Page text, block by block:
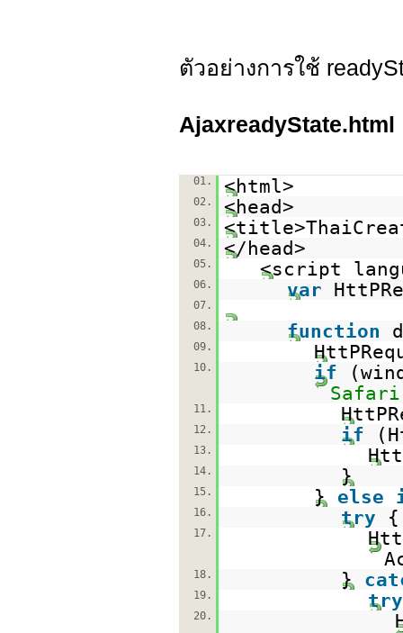
ตัวอย่างการใช้
AjaxreadyState.html
01. <html>
02. <head>
03.
04. </head>
05. <script
06. var
07.
08.
function
09.
10. if
11.
12. if
13.
14. }
15. } else
16. try {
17.
18. }
19. try
20.